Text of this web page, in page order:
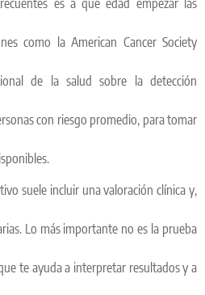
es a qué edad empezar las
como la American Cancer Society
de la salud sobre la detección
con riesgo promedio, para tomar
suele incluir una valoración clínica y,
Lo más importante no es la prueba
te ayuda a interpretar resultados y a